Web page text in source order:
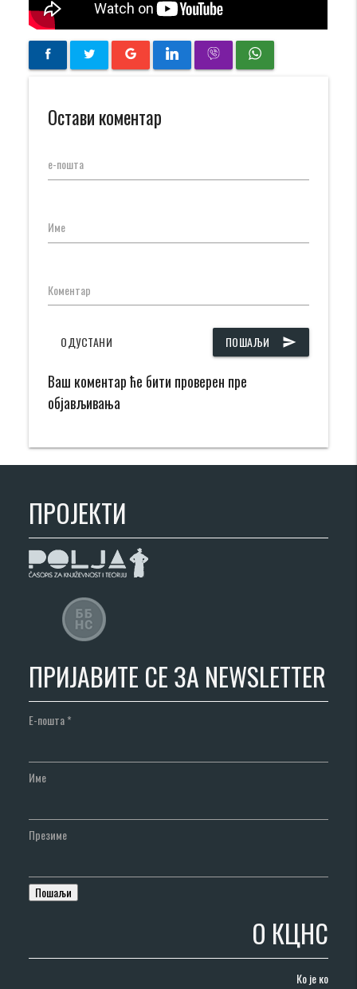
Остави коментар
е-пошта
Име
Коментар
ПОШАЉИ send
ОДУСТАНИ
Ваш коментар ће бити проверен пре
објављивања
ПРОЈЕКТИ
ПРИЈАВИТЕ СЕ ЗА NEWSLETTER
Е-пошта*
Име
Презиме
О КЦНС
Ко је ко